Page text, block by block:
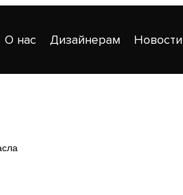
О нас Дизайнерам Новости